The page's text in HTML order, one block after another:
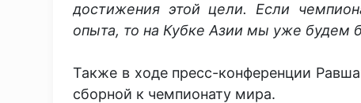
достижения этой цели. Если
опыта, то на Кубке Азии мы уже будем
Также в ходе пресс-конференции
сборной к чемпионату мира.